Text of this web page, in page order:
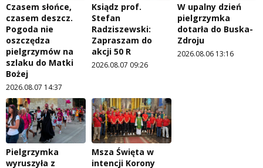
Czasem słońce,
czasem deszcz.
Pogoda nie
oszczędza
pielgrzymów na
szlaku do Matki
Bożej
2026.08.07 14:37
Ksiądz prof.
Stefan
Radziszewski:
Zapraszam do
akcji 50 R
2026.08.07 09:26
W upalny dzień
pielgrzymka
dotarła do Buska-
Zdroju
2026.08.06 13:16
Pielgrzymka
wyruszyła z
Msza Święta w
intencji Korony